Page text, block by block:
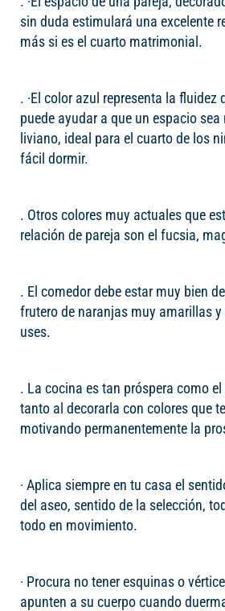
sin duda estimulará una excelente
más si es el cuarto matrimonial.
. ·El color azul representa la fluidez
puede ayudar a que un espacio
liviano, ideal para el cuarto de los
fácil dormir.
. Otros colores muy actuales que
relación de pareja son el fucsia,
. El comedor debe estar muy bien
frutero de naranjas muy amarillas
uses.
. La cocina es tan próspera como
tanto al decorarla con colores que
motivando permanentemente la
· Aplica siempre en tu casa el
del aseo, sentido de la selección,
todo en movimiento.
· Procura no tener esquinas o
apunten a su cuerpo cuando